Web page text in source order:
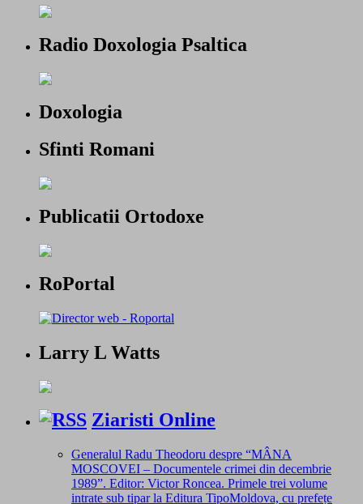
Radio Doxologia Psaltica
Doxologia
Sfinti Romani
Publicatii Ortodoxe
RoPortal
Larry L Watts
Ziaristi Online
Generalul Radu Theodoru despre “MÂNA
MOSCOVEI – Documentele crimei din decembrie
1989”. Editor: Victor Roncea. Primele trei volume
intrate sub tipar la Editura TipoMoldova, cu prefețe